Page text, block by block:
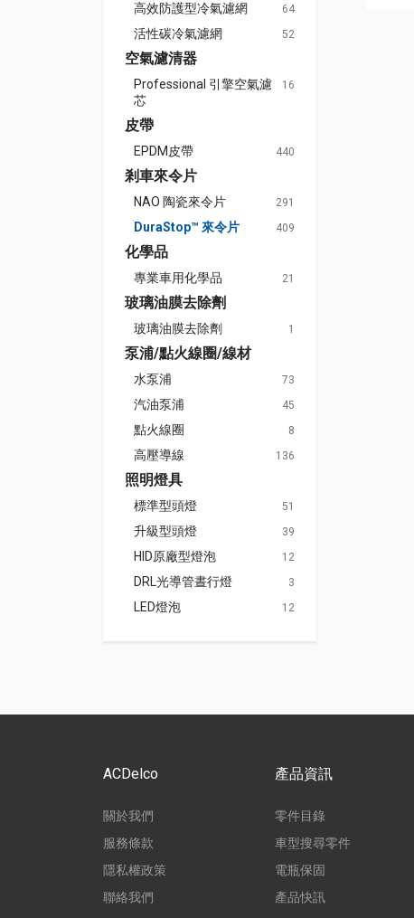
高效防護型冷氣濾網 64
活性碳冷氣濾網 52
空氣濾清器
Professional 引擎空氣濾
芯
16
皮帶
EPDM皮帶 440
剎車來令片
NAO 陶瓷來令片 291
DuraStop™ 來令片 409
化學品
專業車用化學品 21
玻璃油膜去除劑
玻璃油膜去除劑 1
泵浦/點火線圈/線材
水泵浦 73
汽油泵浦 45
點火線圈 8
高壓導線 136
照明燈具
標準型頭燈 51
升級型頭燈 39
HID原廠型燈泡 12
DRL光導管晝行燈 3
LED燈泡 12
ACDelco
關於我們
服務條款
隱私權政策
聯絡我們
產品資訊
零件目錄
車型搜尋零件
電瓶保固
產品快訊